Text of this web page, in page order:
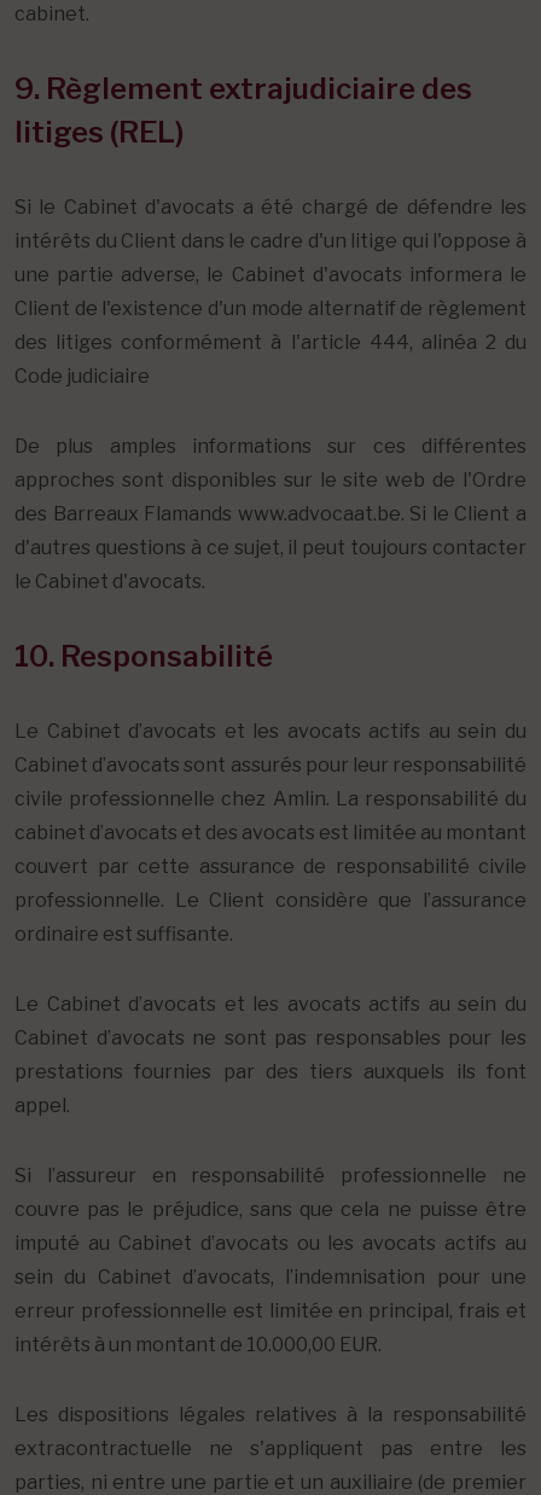
cabinet.
9. Règlement extrajudiciaire des
litiges (REL)
Si le Cabinet d'avocats a été chargé de défendre les
intérêts du Client dans le cadre d'un litige qui l'oppose à
une partie adverse, le Cabinet d'avocats informera le
Client de l'existence d'un mode alternatif de règlement
des litiges conformément à l'article 444, alinéa 2 du
Code judiciaire
De plus amples informations sur ces différentes
approches sont disponibles sur le site web de l'Ordre
des Barreaux Flamands www.advocaat.be. Si le Client a
d'autres questions à ce sujet, il peut toujours contacter
le Cabinet d'avocats.
10. Responsabilité
Le Cabinet d’avocats et les avocats actifs au sein du
Cabinet d’avocats sont assurés pour leur responsabilité
civile professionnelle chez Amlin. La responsabilité du
cabinet d’avocats et des avocats est limitée au montant
couvert par cette assurance de responsabilité civile
professionnelle. Le Client considère que l’assurance
ordinaire est suffisante.
Le Cabinet d’avocats et les avocats actifs au sein du
Cabinet d’avocats ne sont pas responsables pour les
prestations fournies par des tiers auxquels ils font
appel.
Si l’assureur en responsabilité professionnelle ne
couvre pas le préjudice, sans que cela ne puisse être
imputé au Cabinet d’avocats ou les avocats actifs au
sein du Cabinet d’avocats, l’indemnisation pour une
erreur professionnelle est limitée en principal, frais et
intérêts à un montant de 10.000,00 EUR.
Les dispositions légales relatives à la responsabilité
extracontractuelle ne s'appliquent pas entre les
parties, ni entre une partie et un auxiliaire (de premier